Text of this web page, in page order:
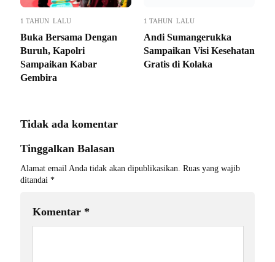
1 TAHUN LALU
Buka Bersama Dengan
Buruh, Kapolri
Sampaikan Kabar
Gembira
1 TAHUN LALU
Andi Sumangerukka
Sampaikan Visi Kesehatan
Gratis di Kolaka
Tidak ada komentar
Tinggalkan Balasan
Alamat email Anda tidak akan dipublikasikan. Ruas yang wajib
ditandai *
Komentar *